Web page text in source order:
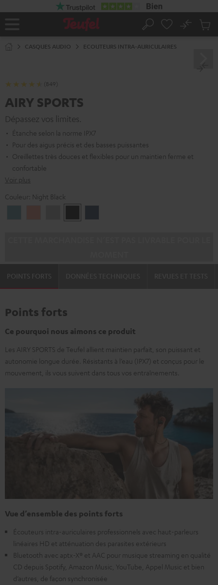
Page
Rechercher
No
CASQUES AUDIO ECOUTEURS INTRA-AURICULAIRES
(849)
AIRY SPORTS
Dépassez vos limites.
Étanche selon la norme IPX7
Pour des aigus précis et des basses puissantes
Oreillettes très douces et flexibles pour un maintien ferme et
confortable
Voir plus
Couleur: Night Black
Gray
Black
POINTS FORTS
Points forts
Ce pourquoi nous aimons ce produit
Les AIRY SPORTS de Teufel allient maintien parfait, son puissant et
autonomie longue durée. Résistants à l’eau (IPX7) et conçus pour le
mouvement, ils vous suivent dans tous vos entraînements.
Vue d’ensemble des points forts
Écouteurs intra-auriculaires professionnels avec haut-parleurs
linéaires HD et atténuation des parasites extérieurs
Bluetooth avec aptx-X® et AAC pour musique streaming en qualité
CD depuis Spotify, Amazon Music, YouTube, Appel Music et bien
d’autres, de façon synchronisée